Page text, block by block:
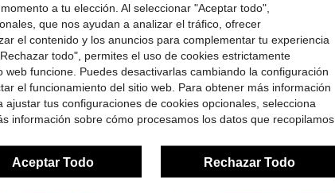
Conjunto de lencería con body de halter con aplicaciones de encaje y tanga, estilo sexy y exótico para mujeres
agotado!
300+ vendidos
-10% SHEIN 1 pieza Vestido mini de encaje rosa estilo minimalista sexy europeo y americano, con doble lazo delantero, laterales calados con cordones, camisón sexy de Body ceñido transparente
$3.59
a tu elección. Al seleccionar "Aceptar todo",
que nos ayudan a analizar el tráfico, ofrecer
el contenido y los anuncios para complementar tu experiencia
todo", permites el uso de cookies estrictamente
funcione. Puedes desactivarlas cambiando la configuración
el funcionamiento del sitio web. Para obtener más información
tus configuraciones de cookies opcionales, selecciona
información sobre cómo procesamos los datos que recopilamos,
Aceptar Todo Rechazar Todo